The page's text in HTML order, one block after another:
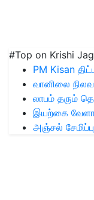
#Top on Krishi
PM Kisan
வானிலை
லாபம் தரும்
இயற்கை
அஞ்சல்